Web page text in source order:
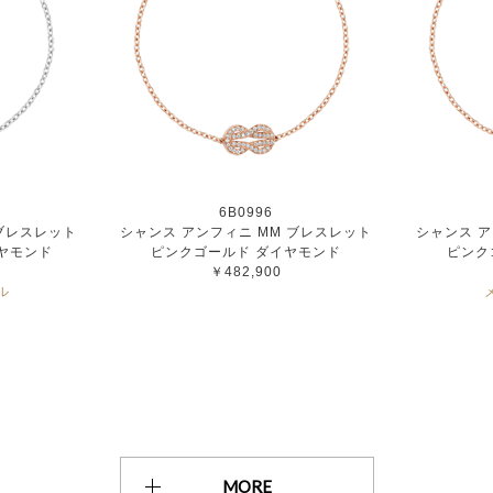
スレット
モンド
6B0996
シャンス アンフィニ MM ブレスレット
ピンクゴールド ダイヤモンド
￥482,900
シャンス
ピン
MORE